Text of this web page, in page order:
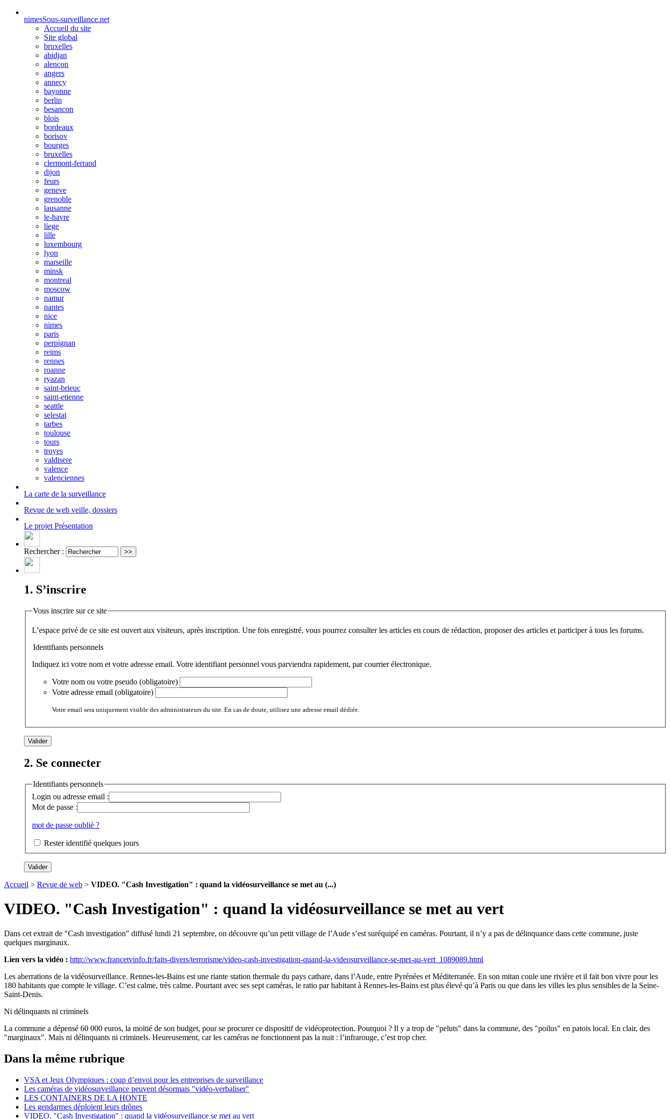
nimesSous-surveillance.net
Accueil du site
Site global
bruxelles
abidjan
alencon
angers
annecy
bayonne
berlin
besancon
blois
bordeaux
borisov
bourges
bruxelles
clermont-ferrand
dijon
feurs
geneve
grenoble
lausanne
le-havre
liege
lille
luxembourg
lyon
marseille
minsk
montreal
moscow
namur
nantes
nice
nimes
paris
perpignan
reims
rennes
roanne
ryazan
saint-brieuc
saint-etienne
seattle
selestat
tarbes
toulouse
tours
troyes
valdisere
valence
valenciennes
La carte de la surveillance
Revue de web veille, dossiers
Le projet Présentation
Rechercher :
1. S’inscrire
Vous inscrire sur ce site
L’espace privé de ce site est ouvert aux visiteurs, après inscription. Une fois enregistré, vous pourrez consulter les articles en cours de rédaction, proposer des articles et participer à tous les forums.
Identifiants personnels
Indiquez ici votre nom et votre adresse email. Votre identifiant personnel vous parviendra rapidement, par courrier électronique.
Votre nom ou votre pseudo (obligatoire)
Votre adresse email (obligatoire)
Votre email sera uniquement visible des administrateurs du site. En cas de doute, utilisez une adresse email dédiée.
2. Se connecter
Identifiants personnels
Login ou adresse email :
Mot de passe :
mot de passe oublié ?
Rester identifié quelques jours
Accueil > Revue de web > VIDEO. "Cash Investigation" : quand la vidéosurveillance se met au (...)
VIDEO. "Cash Investigation" : quand la vidéosurveillance se met au vert
Dans cet extrait de "Cash investigation" diffusé lundi 21 septembre, on découvre qu’un petit village de l’Aude s’est suréquipé en caméras. Pourtant, il n’y a pas de délinquance dans cette commune, juste
quelques marginaux.
Lien vers la vidéo : http://www.francetvinfo.fr/faits-divers/terrorisme/video-cash-investigation-quand-la-videosurveillance-se-met-au-vert_1089089.html
Les aberrations de la vidéosurveillance. Rennes-les-Bains est une riante station thermale du pays cathare, dans l’Aude, entre Pyrénées et Méditerranée. En son mitan coule une rivière et il fait bon vivre pour les
180 habitants que compte le village. C’est calme, très calme. Pourtant avec ses sept caméras, le ratio par habitant à Rennes-les-Bains est plus élevé qu’à Paris ou que dans les villes les plus sensibles de la Seine-
Saint-Denis.
Ni délinquants ni criminels
La commune a dépensé 60 000 euros, la moitié de son budget, pour se procurer ce dispositif de vidéoprotection. Pourquoi ? Il y a trop de "peluts" dans la commune, des "poilus" en patois local. En clair, des
"marginaux". Mais ni délinquants ni criminels. Heureusement, car les caméras ne fonctionnent pas la nuit : l’infrarouge, c’est trop cher.
Dans la même rubrique
VSA et Jeux Olympiques : coup d’envoi pour les entreprises de surveillance
Les caméras de vidéosurveillance peuvent désormais "vidéo-verbaliser"
LES CONTAINERS DE LA HONTE
Les gendarmes déploient leurs drônes
VIDEO. "Cash Investigation" : quand la vidéosurveillance se met au vert